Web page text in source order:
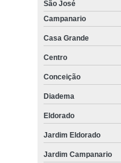
São José
Campanario
Casa Grande
Centro
Conceição
Diadema
Eldorado
Jardim Eldorado
Jardim Campanario